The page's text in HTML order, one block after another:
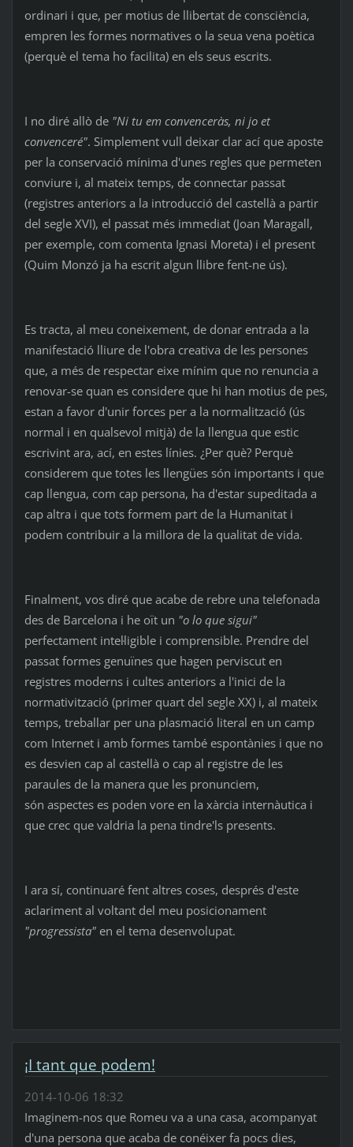
ordinari i que, per motius de llibertat de consciència,
empren les formes normatives o la seua vena poètica
(perquè el tema ho facilita) en els seus escrits.
I no diré allò de "Ni tu em convenceràs, ni jo et
convenceré". Simplement vull deixar clar ací que aposte
per la conservació mínima d'unes regles que permeten
conviure i, al mateix temps, de connectar passat
(registres anteriors a la introducció del castellà a partir
del segle XVI), el passat més immediat (Joan Maragall,
per exemple, com comenta Ignasi Moreta) i el present
(Quim Monzó ja ha escrit algun llibre fent-ne ús).
Es tracta, al meu coneixement, de donar entrada a la
manifestació lliure de l'obra creativa de les persones
que, a més de respectar eixe mínim que no renuncia a
renovar-se quan es considere que hi han motius de pes,
estan a favor d'unir forces per a la normalització (ús
normal i en qualsevol mitjà) de la llengua que estic
escrivint ara, ací, en estes línies. ¿Per què? Perquè
considerem que totes les llengües són importants i que
cap llengua, com cap persona, ha d'estar supeditada a
cap altra i que tots formem part de la Humanitat i
podem contribuir a la millora de la qualitat de vida.
Finalment, vos diré que acabe de rebre una telefonada
des de Barcelona i he oït un "o lo que sigui"
perfectament intel·ligible i comprensible. Prendre del
passat formes genuïnes que hagen perviscut en
registres moderns i cultes anteriors a l'inici de la
normativització (primer quart del segle XX) i, al mateix
temps, treballar per una plasmació literal en un camp
com Internet i amb formes també espontànies i que no
es desvien cap al castellà o cap al registre de les
paraules de la manera que les pronunciem,
són aspectes es poden vore en la xàrcia internàutica i
que crec que valdria la pena tindre'ls presents.
I ara sí, continuaré fent altres coses, després d'este
aclariment al voltant del meu posicionament
"progressista" en el tema desenvolupat.
¡I tant que podem!
2014-10-06 18:32
Imaginem-nos que Romeu va a una casa, acompanyat
d'una persona que acaba de conéixer fa pocs dies,